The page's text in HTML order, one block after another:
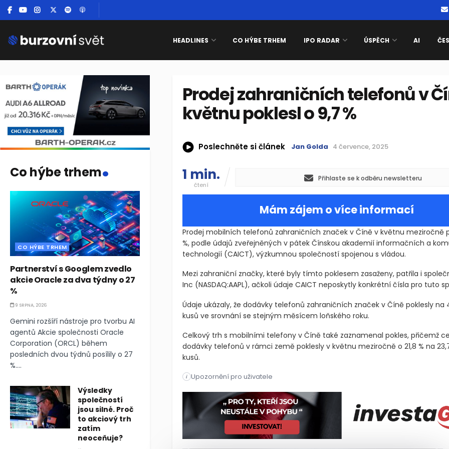
HEADLINES CO HÝBE TRHEM IPO RADAR ÚSPĚCH AI
Prodej zahraničních telefonů v
květnu poklesl o 9,7 %
Poslechněte si článek Jan Golda 4 července, 2025
1 min.
čtení
Přihlaste se k odběru newsletteru
Mám zájem o více informací
Prodej mobilních telefonů zahraničních značek v Číně v květnu meziročně
%, podle údajů zveřejněných v pátek Čínskou akademií informačních a
technologií (CAICT), výzkumnou společností spojenou s vládou.
Mezi zahraniční značky, které byly tímto poklesem zasaženy, patřila i
Inc (NASDAQ:AAPL), ačkoli údaje CAICT neposkytly konkrétní čísla pro tuto
Údaje ukázaly, že dodávky telefonů zahraničních značek v Číně poklesly na
kusů ve srovnání se stejným měsícem loňského roku.
Celkový trh s mobilními telefony v Číně také zaznamenal pokles, přičemž
dodávky telefonů v rámci země poklesly v květnu meziročně o 21,8 % na
kusů.
Prodej mobilních telefonů zahraničních značek v Číně v květnu meziročně
i Upozornění pro uživatele
Prodej mobilních telefonů zahraničních značek v Číně v květnu meziročně
Co hýbe trhem.
CO HÝBE TRHEM
Partnerství s Googlem zvedlo
akcie Oracle za dva týdny o 27
%
9 SRPNA, 2026
Gemini rozšíří nástroje pro tvorbu AI
agentů Akcie společnosti Oracle
Corporation (ORCL) během
posledních dvou týdnů posílily o 27
%....
Výsledky
společností
jsou silné. Proč
to akciový trh
zatím
neoceňuje?